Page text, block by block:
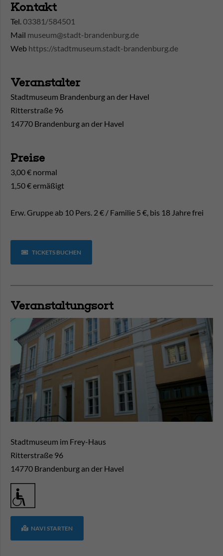
Kontakt
Tel.03381/584501
Mail museum@stadt-brandenburg.de
Web https://stadtmuseum.stadt-brandenburg.de
Veranstalter
Stadtmuseum Brandenburg an der Havel
Ritterstraße 96
14770 Brandenburg an der Havel
Preise
3,00 € normal
1,50 € ermäßigt
Erw. Gruppe ab 10 Pers. 2 € / Familie 5 €, bis 18 Jahre frei
TICKETS BUCHEN
Veranstaltungsort
Stadtmuseum im Frey-Haus
Ritterstraße 96
14770 Brandenburg an der Havel
NAVI STARTEN